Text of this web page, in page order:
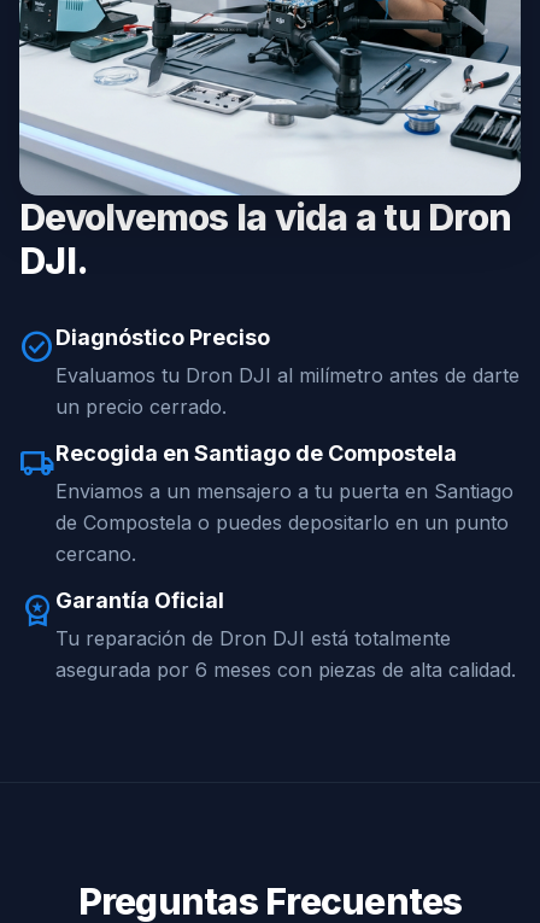
Devolvemos la vida a tu Dron
DJI.
check_circleDiagnóstico Preciso
Evaluamos tu Dron DJI al milímetro antes de darte
un precio cerrado.
local_shippingRecogida en Santiago de Compostela
Enviamos a un mensajero a tu puerta en Santiago
de Compostela o puedes depositarlo en un punto
cercano.
workspace_premium Garantía Oficial
Tu reparación de Dron DJI está totalmente
asegurada por 6 meses con piezas de alta calidad.
Preguntas Frecuentes